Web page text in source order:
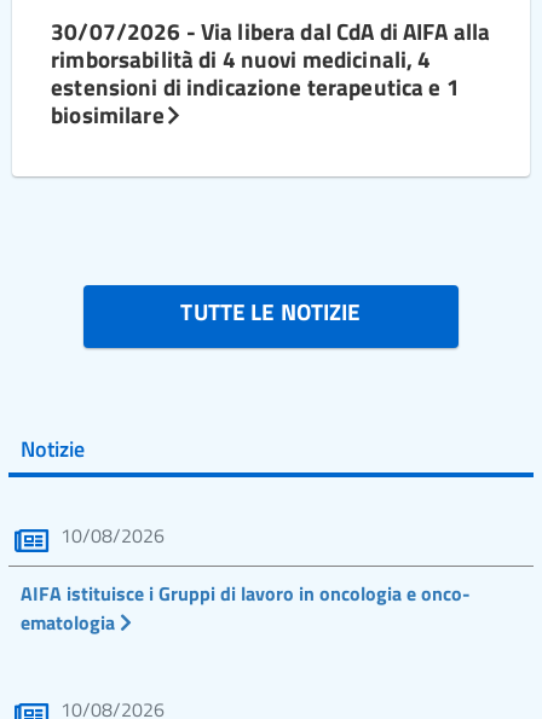
30/07/2026 - Via libera dal CdA di AIFA alla
rimborsabilità di 4 nuovi medicinali, 4
estensioni di indicazione terapeutica e 1
biosimilare
TUTTE LE NOTIZIE
Notizie
10/08/2026
AIFA istituisce i Gruppi di lavoro in oncologia e onco-
ematologia
10/08/2026